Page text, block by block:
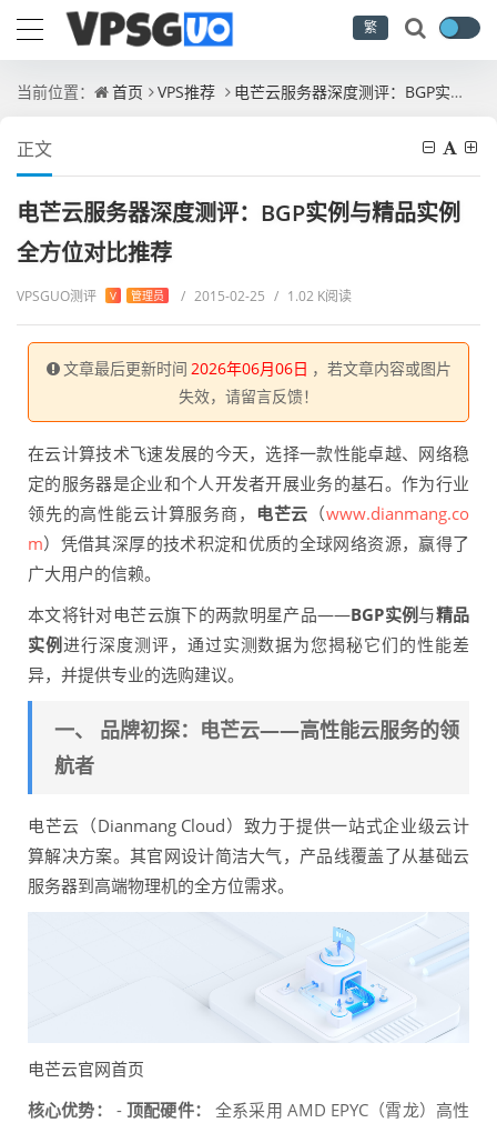
繁
当前位置： 首页 VPS推荐 电芒云服务器深度测评：BGP实例与精品实例全方位对比推荐
正文
电芒云服务器深度测评：BGP实例与精品实例
全方位对比推荐
VPSGUO测评 V 管理员 / 2015-02-25 / 1.02 K阅读
文章最后更新时间 2026年06月06日 ，若文章内容或图片
失效，请留言反馈！
在云计算技术飞速发展的今天，选择一款性能卓越、网络稳
定的服务器是企业和个人开发者开展业务的基石。作为行业
领先的高性能云计算服务商，
电芒云 （www.dianmang.co
m）凭借其深厚的技术积淀和优质的全球网络资源，赢得了
广大用户的信赖。
本文将针对电芒云旗下的两款明星产品——BGP实例与精品
实例 进行深度测评，通过实测数据为您揭秘它们的性能差
异，并提供专业的选购建议。
一、 品牌初探：电芒云——高性能云服务的领
航者
电芒云（Dianmang Cloud）致力于提供一站式企业级云计
算解决方案。其官网设计简洁大气，产品线覆盖了从基础云
服务器到高端物理机的全方位需求。
电芒云官网首页
核心优势：
-顶配硬件：
全系采用 AMD EPYC（霄龙）高性